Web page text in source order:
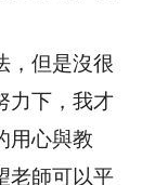
，但是沒很
力下，我才
用心與教
老師可以平